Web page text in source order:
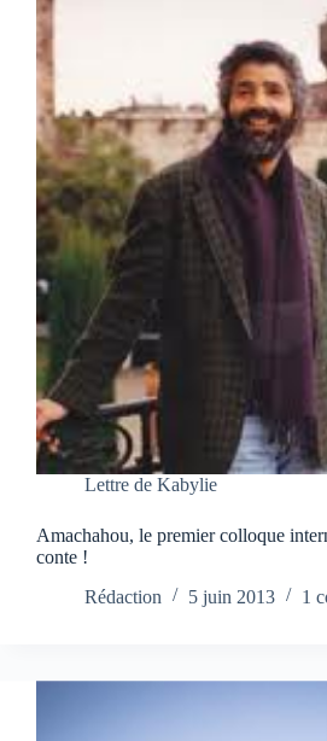
Lettre de Kabylie
Amachahou, le premier colloque
conte !
Rédaction
5 juin 2013 1